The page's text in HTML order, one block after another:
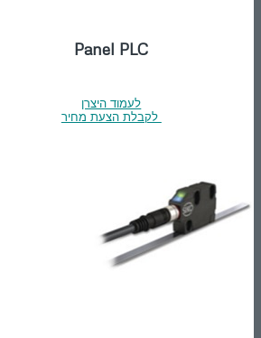
Panel PLC
לעמוד היצרן
לקבלת הצעת מחיר